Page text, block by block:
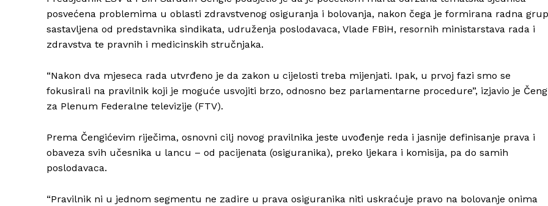
posvećena problemima u oblasti zdravstvenog osiguranja i bolovanja, nakon čega je formirana radna
sastavljena od predstavnika sindikata, udruženja poslodavaca, Vlade FBiH, resornih ministarstava rada i
zdravstva te pravnih i medicinskih stručnjaka.
“Nakon dva mjeseca rada utvrđeno je da zakon u cijelosti treba mijenjati. Ipak, u prvoj fazi smo se
fokusirali na pravilnik koji je moguće usvojiti brzo, odnosno bez parlamentarne procedure”, izjavio je
za Plenum Federalne televizije (FTV).
Prema Čengićevim riječima, osnovni cilj novog pravilnika jeste uvođenje reda i jasnije definisanje prava i
obaveza svih učesnika u lancu – od pacijenata (osiguranika), preko ljekara i komisija, pa do samih
poslodavaca.
“Pravilnik ni u jednom segmentu ne zadire u prava osiguranika niti uskraćuje pravo na bolovanje onima